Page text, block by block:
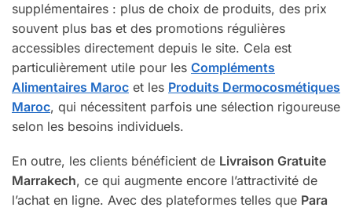
supplémentaires : plus de choix de produits, des prix
souvent plus bas et des promotions régulières
accessibles directement depuis le site. Cela est
particulièrement utile pour les Compléments
Alimentaires Maroc et les Produits Dermocosmétiques
Maroc, qui nécessitent parfois une sélection rigoureuse
selon les besoins individuels.
En outre, les clients bénéficient de Livraison Gratuite
Marrakech, ce qui augmente encore l’attractivité de
l’achat en ligne. Avec des plateformes telles que Para